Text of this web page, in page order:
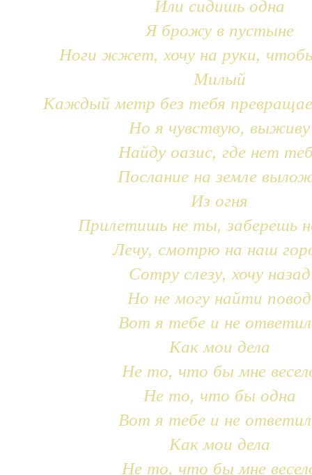
Я брожу в пустыне
Ноги жжет, хочу на руки,
Милый
Каждый метр без тебя
Но я чувствую, выживу
Найду оазис, где нет
Послание на земле
Из огня
Прилетишь не ты, заберешь
Лечу, смотрю на наш
Сотру слезу, хочу назад
Но не могу найти повод
Вот я тебе и не
Как мои дела
Не то, что бы мне
Не то, что бы одна
Вот я тебе и не
Как мои дела
Не то, что бы мне